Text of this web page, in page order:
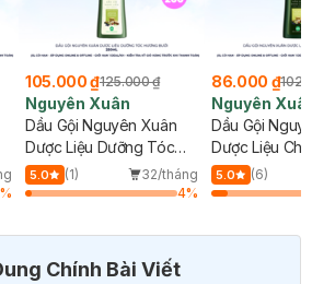
%
105.000 ₫125.000 ₫
Nguyên Xuân
Dầu Gội Nguyên Xuân
Dược Liệu Dưỡng Tóc
Hương Bưởi 250ml
5.0 (1)
32/tháng
4%
86.000 ₫
Nguyên
Dầu Gội
Dược Liệu
Tổn 250ml
5.0 (6)
Chính Bài Viết